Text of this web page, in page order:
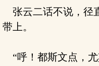
张云二话不说，径
带上。
“呼！都斯文点，